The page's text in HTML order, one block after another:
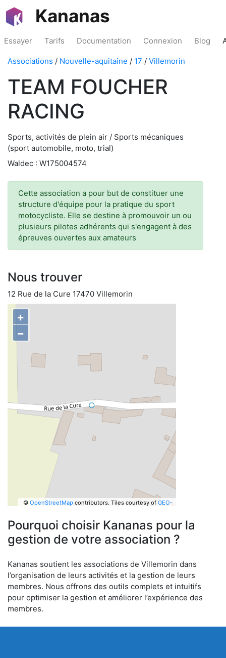
Kananas
Essayer Tarifs Documentation Connexion Blog
Associations / Nouvelle-aquitaine / 17 / Villemorin
TEAM FOUCHER
RACING
Sports, activités de plein air / Sports mécaniques
(sport automobile, moto, trial)
Waldec : W175004574
Cette association a pour but de constituer une
structure d'équipe pour la pratique du sport
motocycliste. Elle se destine à promouvoir un ou
plusieurs pilotes adhérents qui s'engagent à des
épreuves ouvertes aux amateurs
Nous trouver
12 Rue de la Cure 17470 Villemorin
+
−
© OpenStreetMapcontributors. Tiles courtesy of GEO-
Pourquoi choisir Kananas pour la
gestion de votre association ?
Kananas soutient les associations de Villemorin dans
l’organisation de leurs activités et la gestion de leurs
membres. Nous offrons des outils complets et intuitifs
pour optimiser la gestion et améliorer l’expérience des
membres.